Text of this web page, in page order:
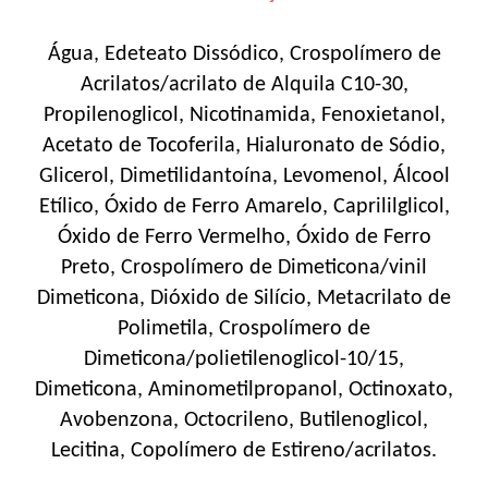
Água, Edeteato Dissódico, Crospolímero de
Acrilatos/acrilato de Alquila C10-30,
Propilenoglicol, Nicotinamida, Fenoxietanol,
Acetato de Tocoferila, Hialuronato de Sódio,
Glicerol, Dimetilidantoína, Levomenol, Álcool
Etílico, Óxido de Ferro Amarelo, Caprililglicol,
Óxido de Ferro Vermelho, Óxido de Ferro
Preto, Crospolímero de Dimeticona/vinil
Dimeticona, Dióxido de Silício, Metacrilato de
Polimetila, Crospolímero de
Dimeticona/polietilenoglicol-10/15,
Dimeticona, Aminometilpropanol, Octinoxato,
Avobenzona, Octocrileno, Butilenoglicol,
Lecitina, Copolímero de Estireno/acrilatos.